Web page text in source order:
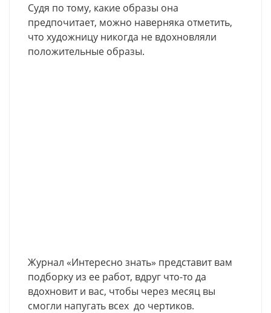
Судя по тому, какие образы она
предпочитает, можно наверняка отметить,
что художницу никогда не вдохновляли
положительные образы.
Журнал «Интересно знать» представит вам
подборку из ее работ, вдруг что-то да
вдохновит и вас, чтобы через месяц вы
смогли напугать всех до чертиков.